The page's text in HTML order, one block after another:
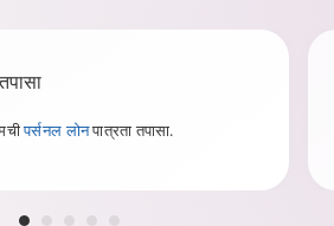
पर्सनल लोनपात्रता तपासा.